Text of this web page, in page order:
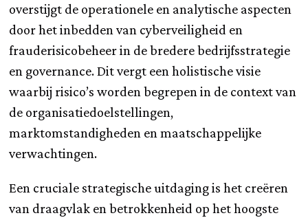
overstijgt de operationele en analytische aspecten
door het inbedden van cyberveiligheid en
frauderisicobeheer in de bredere bedrijfsstrategie
en governance. Dit vergt een holistische visie
waarbij risico’s worden begrepen in de context van
de organisatiedoelstellingen,
marktomstandigheden en maatschappelijke
verwachtingen.
Een cruciale strategische uitdaging is het creëren
van draagvlak en betrokkenheid op het hoogste